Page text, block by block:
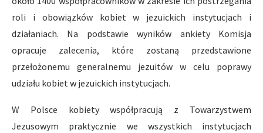
roli i obowiązków kobiet w jezuickich instytucjach i
działaniach. Na podstawie wyników ankiety Komisja
opracuje zalecenia, które zostaną przedstawione
przełożonemu generalnemu jezuitów w celu poprawy
udziału kobiet w jezuickich instytucjach.
W Polsce kobiety współpracują z Towarzystwem
Jezusowym praktycznie we wszystkich instytucjach